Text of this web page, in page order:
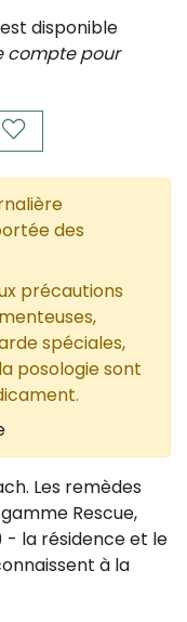
disponible
compte pour
des
précautions
spéciales,
posologie sont
Les remèdes
Rescue,
- la résidence et le
à la